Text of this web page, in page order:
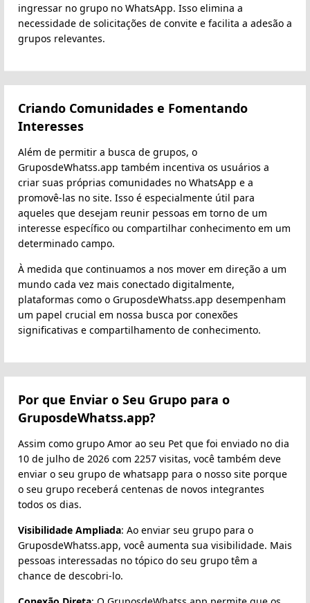
ingressar no grupo no WhatsApp. Isso elimina a
necessidade de solicitações de convite e facilita a adesão a
grupos relevantes.
Criando Comunidades e Fomentando
Interesses
Além de permitir a busca de grupos, o
GruposdeWhatss.app também incentiva os usuários a
criar suas próprias comunidades no WhatsApp e a
promovê-las no site. Isso é especialmente útil para
aqueles que desejam reunir pessoas em torno de um
interesse específico ou compartilhar conhecimento em um
determinado campo.
À medida que continuamos a nos mover em direção a um
mundo cada vez mais conectado digitalmente,
plataformas como o GruposdeWhatss.app desempenham
um papel crucial em nossa busca por conexões
significativas e compartilhamento de conhecimento.
Por que Enviar o Seu Grupo para o
GruposdeWhatss.app?
Assim como grupo Amor ao seu Pet que foi enviado no dia
10 de julho de 2026 com 2257 visitas, você também deve
enviar o seu grupo de whatsapp para o nosso site porque
o seu grupo receberá centenas de novos integrantes
todos os dias.
Visibilidade Ampliada: Ao enviar seu grupo para o
GruposdeWhatss.app, você aumenta sua visibilidade. Mais
pessoas interessadas no tópico do seu grupo têm a
chance de descobri-lo.